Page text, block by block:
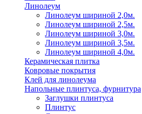
Линолеум
Линолеум шириной 2,0м.
Линолеум шириной 2,5м.
Линолеум шириной 3,0м.
Линолеум шириной 3,5м.
Линолеум шириной 4,0м.
Керамическая плитка
Ковровые покрытия
Клей для линолеума
Напольные плинтуса, фурнитура
Заглушки плинтуса
Плинтус